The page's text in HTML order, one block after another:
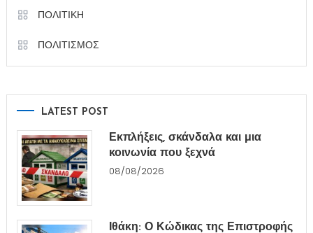
ΠΟΛΙΤΙΚΗ
ΠΟΛΙΤΙΣΜΟΣ
LATEST POST
Εκπλήξεις, σκάνδαλα και μια
κοινωνία που ξεχνά
08/08/2026
Ιθάκη: Ο Κώδικας της Επιστροφής